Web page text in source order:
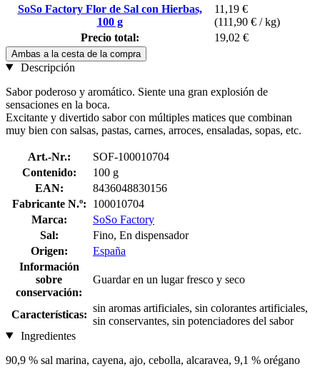
SoSo Factory Flor de Sal con Hierbas,
100 g
11,19 €
(111,90 € / kg)
Precio total:
19,02 €
Ambas a la cesta de la compra
Descripción
Sabor poderoso y aromático. Siente una gran explosión de
sensaciones en la boca.
Excitante y divertido sabor con múltiples matices que combinan
muy bien con salsas, pastas, carnes, arroces, ensaladas, sopas, etc.
Art.-Nr.:
SOF-100010704
Contenido:
100 g
EAN:
8436048830156
Fabricante N.º:
100010704
Marca:
SoSo Factory
Sal:
Fino, En dispensador
Origen:
España
Información
sobre
conservación:
Guardar en un lugar fresco y seco
Características:
sin aromas artificiales, sin colorantes artificiales,
sin conservantes, sin potenciadores del sabor
Ingredientes
90,9 % sal marina, cayena, ajo, cebolla, alcaravea, 9,1 % orégano